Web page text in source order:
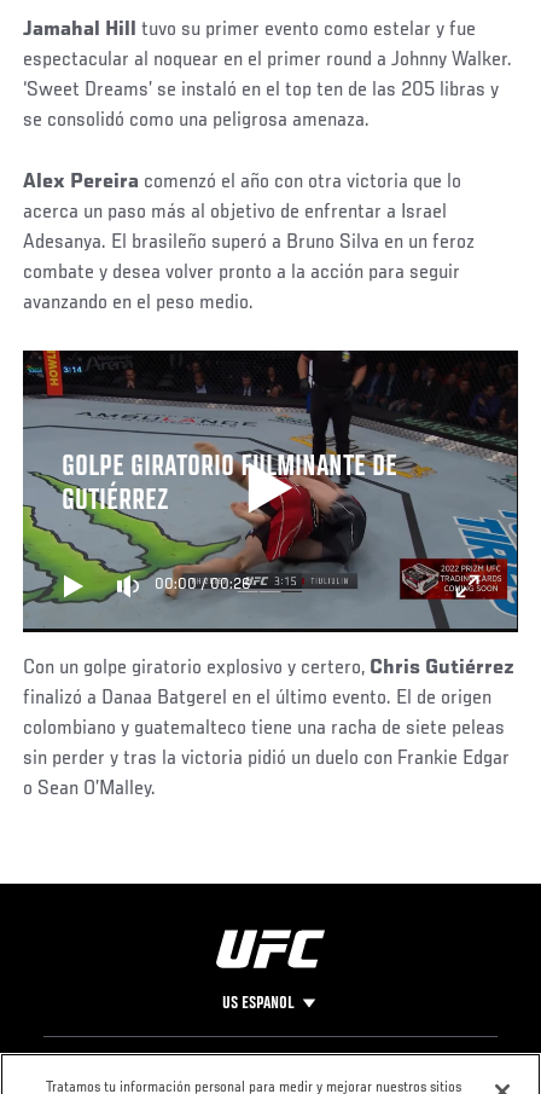
Jamahal Hill tuvo su primer evento como estelar y fue
espectacular al noquear en el primer round a Johnny Walker.
‘Sweet Dreams’ se instaló en el top ten de las 205 libras y
se consolidó como una peligrosa amenaza.
Alex Pereira comenzó el año con otra victoria que lo
acerca un paso más al objetivo de enfrentar a Israel
Adesanya. El brasileño superó a Bruno Silva en un feroz
combate y desea volver pronto a la acción para seguir
avanzando en el peso medio.
GOLPE GIRATORIO FULMINANTE DE
GUTIÉRREZ
00:00/00:26
Con un golpe giratorio explosivo y certero, Chris Gutiérrez
finalizó a Danaa Batgerel en el último evento. El de origen
colombiano y guatemalteco tiene una racha de siete peleas
sin perder y tras la victoria pidió un duelo con Frankie Edgar
o Sean O’Malley.
US ESPANOL
Pie CONTACTO LEGAL
Tratamos tu información personal para medir y mejorar nuestros sitios